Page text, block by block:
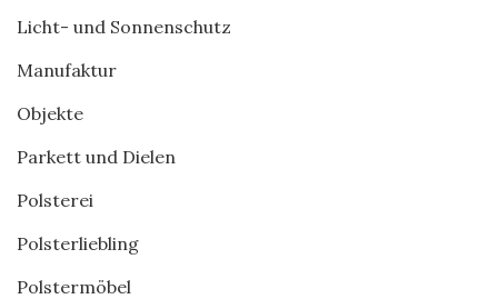
Licht- und Sonnenschutz
Manufaktur
Objekte
Parkett und Dielen
Polsterei
Polsterliebling
Polstermöbel